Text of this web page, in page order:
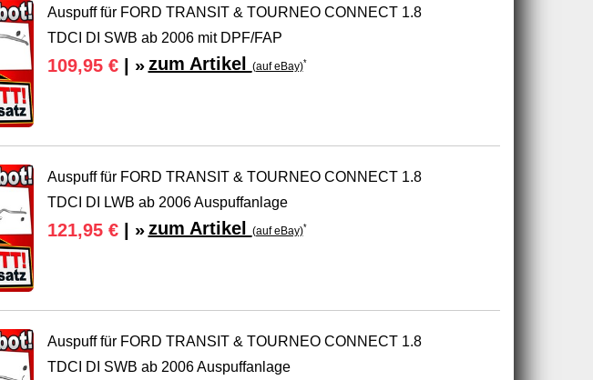
Auspuff für FORD TRANSIT & TOURNEO CONNECT 1.8
TDCI DI SWB ab 2006 mit DPF/FAP
109,95 €| » zum Artikel (auf eBay)*
Auspuff für FORD TRANSIT & TOURNEO CONNECT 1.8
TDCI DI LWB ab 2006 Auspuffanlage
121,95 €| » zum Artikel (auf eBay)*
Auspuff für FORD TRANSIT & TOURNEO CONNECT 1.8
TDCI DI SWB ab 2006 Auspuffanlage